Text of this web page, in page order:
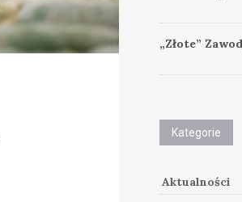
„Złote”
Kategorie
Aktualności